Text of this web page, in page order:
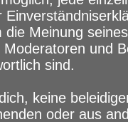
die Meinung
und
sind.
keine
oder aus